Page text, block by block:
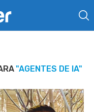
"AGENTES DE IA"